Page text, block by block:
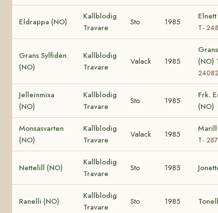
Eldrappa (NO)
Kallblodig
Travare
Sto 1985
T-
Grans Sylfiden
(NO)
Kallblodig
Travare
Valack 1985
(NO)
24082
Jelleinmixa
(NO)
Kallblodig
Travare
Sto 1985
Frk.
(NO)
Monsasvarten
(NO)
Kallblodig
Travare
Valack 1985
T-
Nettelill (NO)
Kallblodig
Travare
Sto 1985
Ranelli (NO)
Kallblodig
Travare
Sto 1985